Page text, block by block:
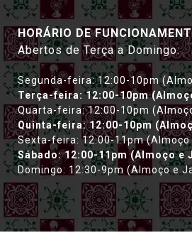
HORÁRIO DE
Abertos de Terça a Domingo:
Segunda-feira: 12:00-10pm
Terça-feira: 12:00-10pm
Quarta-feira: 12:00-10pm
Quinta-feira: 12:00-10pm
Sexta-feira: 12:00-11pm
Sábado: 12:00-11pm (Almoço e
Domingo: 12:30-9pm (Almoço e